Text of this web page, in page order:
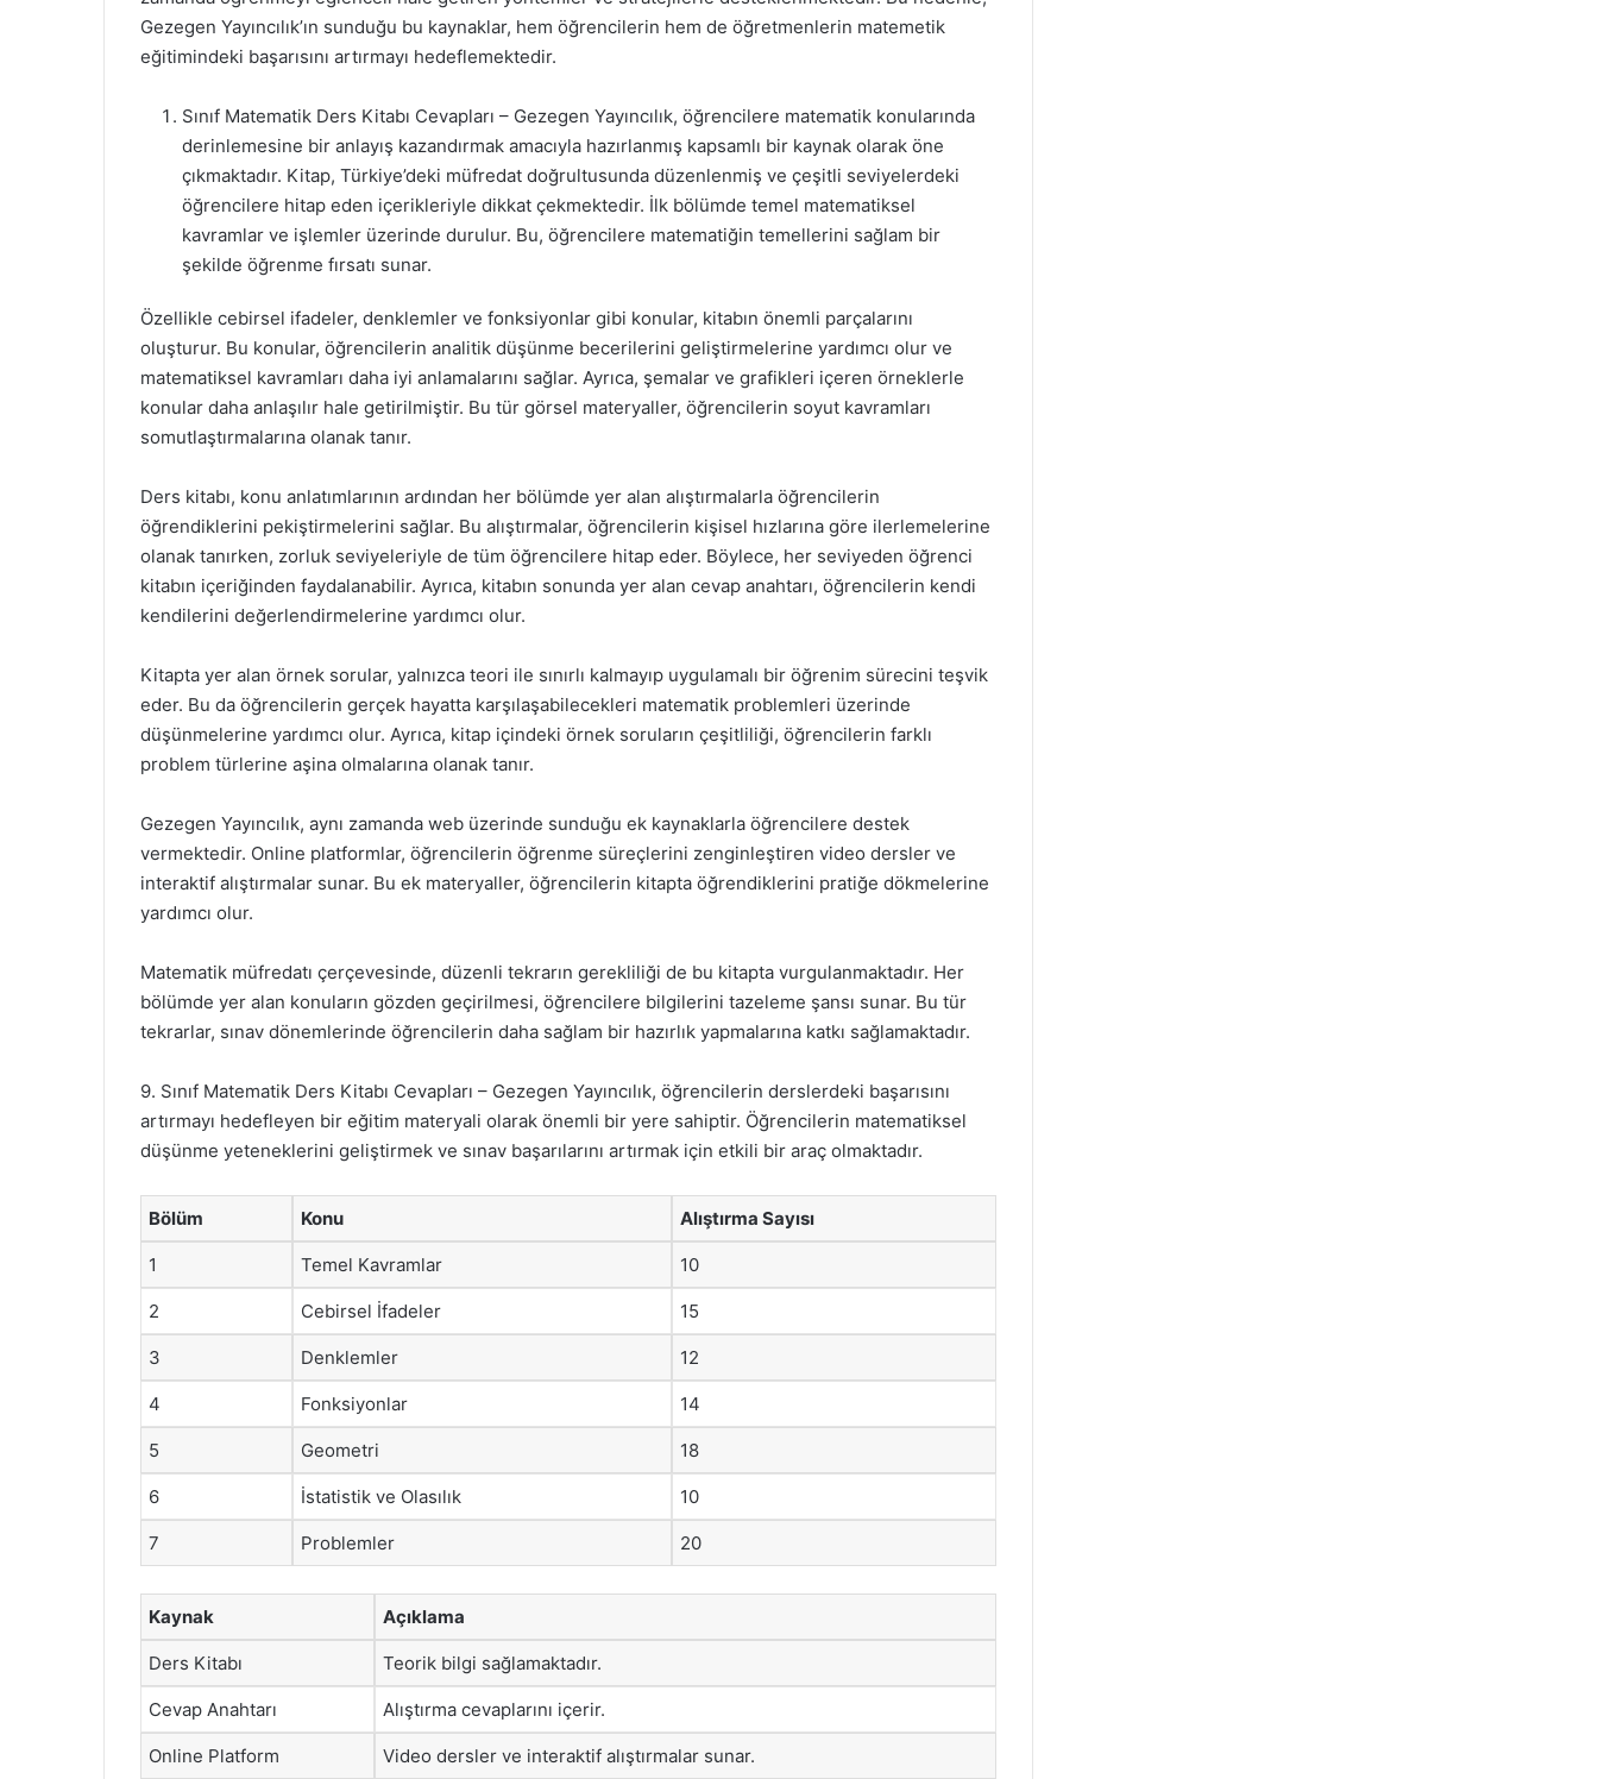
Gezegen Yayıncılık’ın sunduğu bu kaynaklar, hem öğrencilerin hem de öğretmenlerin matemetik
eğitimindeki başarısını artırmayı hedeflemektedir.
Sınıf Matematik Ders Kitabı Cevapları – Gezegen Yayıncılık, öğrencilere matematik konularında
derinlemesine bir anlayış kazandırmak amacıyla hazırlanmış kapsamlı bir kaynak olarak öne
çıkmaktadır. Kitap, Türkiye’deki müfredat doğrultusunda düzenlenmiş ve çeşitli seviyelerdeki
öğrencilere hitap eden içerikleriyle dikkat çekmektedir. İlk bölümde temel matematiksel
kavramlar ve işlemler üzerinde durulur. Bu, öğrencilere matematiğin temellerini sağlam bir
şekilde öğrenme fırsatı sunar.
Özellikle cebirsel ifadeler, denklemler ve fonksiyonlar gibi konular, kitabın önemli parçalarını
oluşturur. Bu konular, öğrencilerin analitik düşünme becerilerini geliştirmelerine yardımcı olur ve
matematiksel kavramları daha iyi anlamalarını sağlar. Ayrıca, şemalar ve grafikleri içeren örneklerle
konular daha anlaşılır hale getirilmiştir. Bu tür görsel materyaller, öğrencilerin soyut kavramları
somutlaştırmalarına olanak tanır.
Ders kitabı, konu anlatımlarının ardından her bölümde yer alan alıştırmalarla öğrencilerin
öğrendiklerini pekiştirmelerini sağlar. Bu alıştırmalar, öğrencilerin kişisel hızlarına göre ilerlemelerine
olanak tanırken, zorluk seviyeleriyle de tüm öğrencilere hitap eder. Böylece, her seviyeden öğrenci
kitabın içeriğinden faydalanabilir. Ayrıca, kitabın sonunda yer alan cevap anahtarı, öğrencilerin kendi
kendilerini değerlendirmelerine yardımcı olur.
Kitapta yer alan örnek sorular, yalnızca teori ile sınırlı kalmayıp uygulamalı bir öğrenim sürecini teşvik
eder. Bu da öğrencilerin gerçek hayatta karşılaşabilecekleri matematik problemleri üzerinde
düşünmelerine yardımcı olur. Ayrıca, kitap içindeki örnek soruların çeşitliliği, öğrencilerin farklı
problem türlerine aşina olmalarına olanak tanır.
Gezegen Yayıncılık, aynı zamanda web üzerinde sunduğu ek kaynaklarla öğrencilere destek
vermektedir. Online platformlar, öğrencilerin öğrenme süreçlerini zenginleştiren video dersler ve
interaktif alıştırmalar sunar. Bu ek materyaller, öğrencilerin kitapta öğrendiklerini pratiğe dökmelerine
yardımcı olur.
Matematik müfredatı çerçevesinde, düzenli tekrarın gerekliliği de bu kitapta vurgulanmaktadır. Her
bölümde yer alan konuların gözden geçirilmesi, öğrencilere bilgilerini tazeleme şansı sunar. Bu tür
tekrarlar, sınav dönemlerinde öğrencilerin daha sağlam bir hazırlık yapmalarına katkı sağlamaktadır.
9. Sınıf Matematik Ders Kitabı Cevapları – Gezegen Yayıncılık, öğrencilerin derslerdeki başarısını
artırmayı hedefleyen bir eğitim materyali olarak önemli bir yere sahiptir. Öğrencilerin matematiksel
düşünme yeteneklerini geliştirmek ve sınav başarılarını artırmak için etkili bir araç olmaktadır.
Bölüm Konu Alıştırma Sayısı
1 Temel Kavramlar 10
2 Cebirsel İfadeler 15
3 Denklemler 12
4 Fonksiyonlar 14
5 Geometri 18
6 İstatistik ve Olasılık 10
7 Problemler 20
Kaynak Açıklama
Ders Kitabı Teorik bilgi sağlamaktadır.
Cevap Anahtarı Alıştırma cevaplarını içerir.
Online Platform Video dersler ve interaktif alıştırmalar sunar.